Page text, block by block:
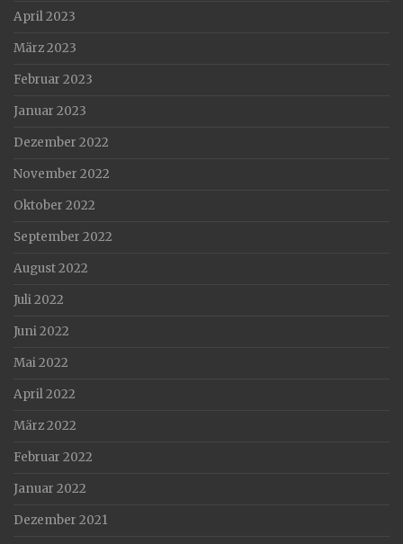
April 2023
März 2023
Februar 2023
Januar 2023
Dezember 2022
November 2022
Oktober 2022
September 2022
August 2022
Juli 2022
Juni 2022
Mai 2022
April 2022
März 2022
Februar 2022
Januar 2022
Dezember 2021